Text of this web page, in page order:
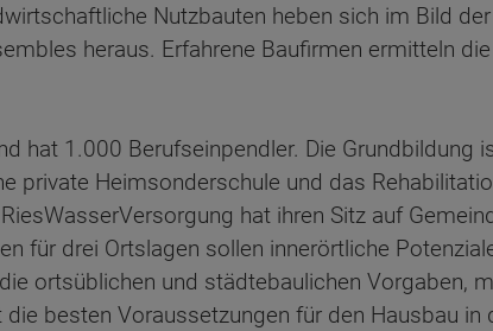
Nutzbauten heben sich im Bild
heraus. Erfahrene Baufirmen ermitteln
hat 1.000 Berufseinpendler. Die Grundbildung
private Heimsonderschule und das
hat ihren Sitz auf
für drei Ortslagen sollen innerörtliche
ortsüblichen und städtebaulichen Vorgaben,
besten Voraussetzungen für den Hausbau in